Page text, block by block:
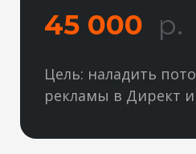
45 000 р.
Цель: наладить
рекламы в Директ и